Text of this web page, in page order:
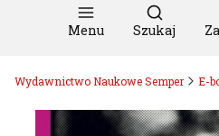
Menu
Otwórz
Szukaj
Wydawnictwo Naukowe Semper E-